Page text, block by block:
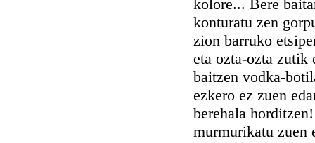
kolore... Bere
konturatu zen
zion barruko
eta ozta-ozta zutik
baitzen vodka-
ezkero ez zuen
berehala
murmurikatu zuen